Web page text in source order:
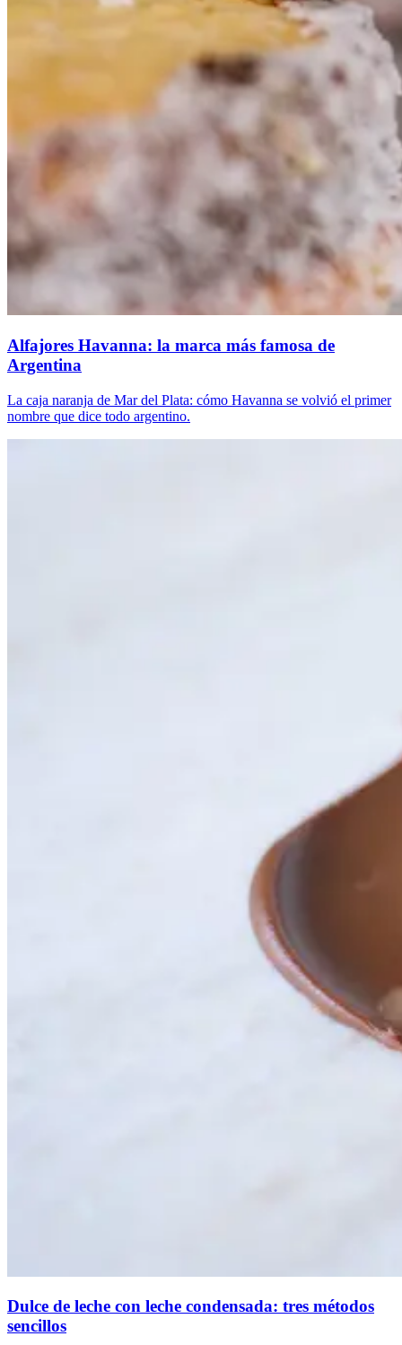
Alfajores Havanna: la marca más famosa de
Argentina
La caja naranja de Mar del Plata: cómo Havanna se volvió el primer
nombre que dice todo argentino.
Dulce de leche con leche condensada: tres métodos
sencillos